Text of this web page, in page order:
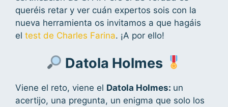
queréis retar y ver cuán expertos sois con la
nueva herramienta os invitamos a que hagáis
el test de Charles Farina. ¡A por ello!
Datola Holmes
Viene el reto, viene el Datola Holmes: un
acertijo, una pregunta, un enigma que solo los